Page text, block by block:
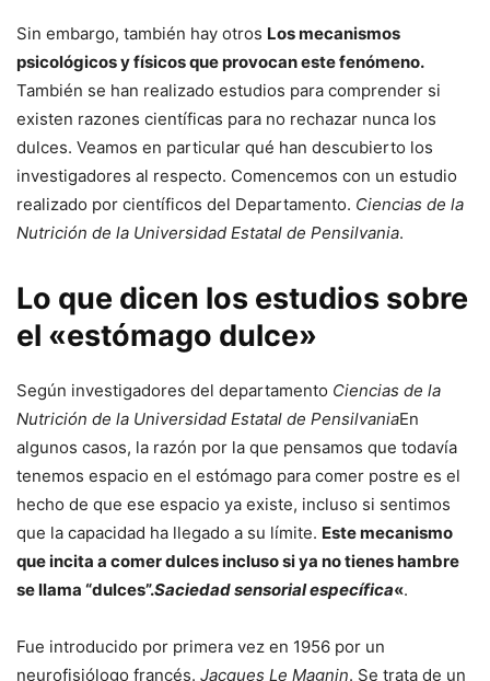
Sin embargo, también hay otros Los mecanismos
psicológicos y físicos que provocan este fenómeno.
También se han realizado estudios para comprender si
existen razones científicas para no rechazar nunca los
dulces. Veamos en particular qué han descubierto los
investigadores al respecto. Comencemos con un estudio
realizado por científicos del Departamento. Ciencias de la
Nutrición de la Universidad Estatal de Pensilvania.
Lo que dicen los estudios sobre
el «estómago dulce»
Según investigadores del departamento Ciencias de la
Nutrición de la Universidad Estatal de PensilvaniaEn
algunos casos, la razón por la que pensamos que todavía
tenemos espacio en el estómago para comer postre es el
hecho de que ese espacio ya existe, incluso si sentimos
que la capacidad ha llegado a su límite. Este mecanismo
que incita a comer dulces incluso si ya no tienes hambre
se llama “dulces”.Saciedad sensorial específica«.
Fue introducido por primera vez en 1956 por un
neurofisiólogo francés. Jacques Le Magnin. Se trata de un